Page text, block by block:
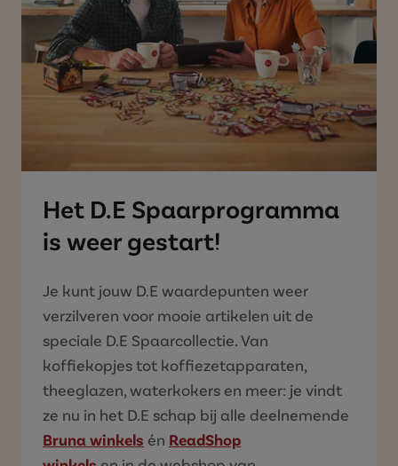
Het D.E Spaarprogramma
is weer gestart!
Je kunt jouw D.E waardepunten weer
verzilveren voor mooie artikelen uit de
speciale D.E Spaarcollectie. Van
koffiekopjes tot koffiezetapparaten,
theeglazen, waterkokers en meer: je vindt
ze nu in het D.E schap bij alle deelnemende
Bruna winkels én ReadShop